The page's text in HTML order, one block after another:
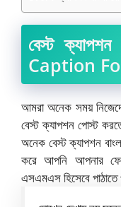
বেস্ট
Caption
আমরা অনেক সময়
বেস্ট ক্যাপশন পোস্ট
অনেক বেস্ট ক্যাপশন
করে আপনি আপনার
এসএমএস হিসেবে পাঠাতে